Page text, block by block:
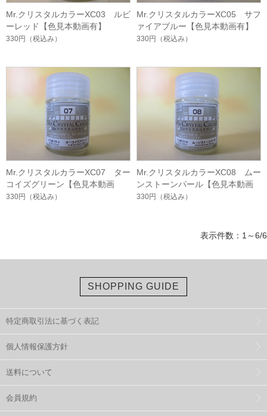
Mr.クリスタルカラーXC03 ルビ
ーレッド【色見本動画有】
330円 （税込み）
Mr.クリスタルカラーXC05 サフ
ァイアブルー【色見本動画有】
330円 （税込み）
Mr.クリスタルカラーXC07 ター
コイズグリーン【色見本動画
有】
330円 （税込み）
Mr.クリスタルカラーXC08 ムー
ンストーンパール【色見本動画
有】
330円 （税込み）
表示件数：1～6/6
SHOPPING GUIDE
特定商取引法に基づく表記
個人情報保護方針
送料について
会員規約